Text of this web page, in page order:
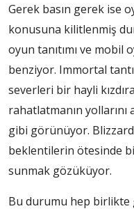
Gerek basın gerek ise
konusuna kilitlenmiş
oyun tanıtımı ve mobil
benziyor. Immortal
severleri bir hayli
rahatlatmanın
gibi görünüyor. Blizzard
beklentilerin ötesinde
sunmak gözüküyor.
Bu durumu hep birlikte